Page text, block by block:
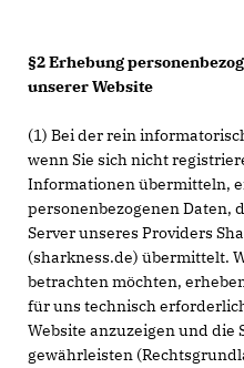
§2 Erhebung
unserer Website
(1) Bei der rein
wenn Sie sich nicht
Informationen übermitteln,
personenbezogenen Daten,
Server unseres Providers
(sharkness.de) übermittelt.
betrachten möchten,
für uns technisch
Website anzuzeigen und die
gewährleisten